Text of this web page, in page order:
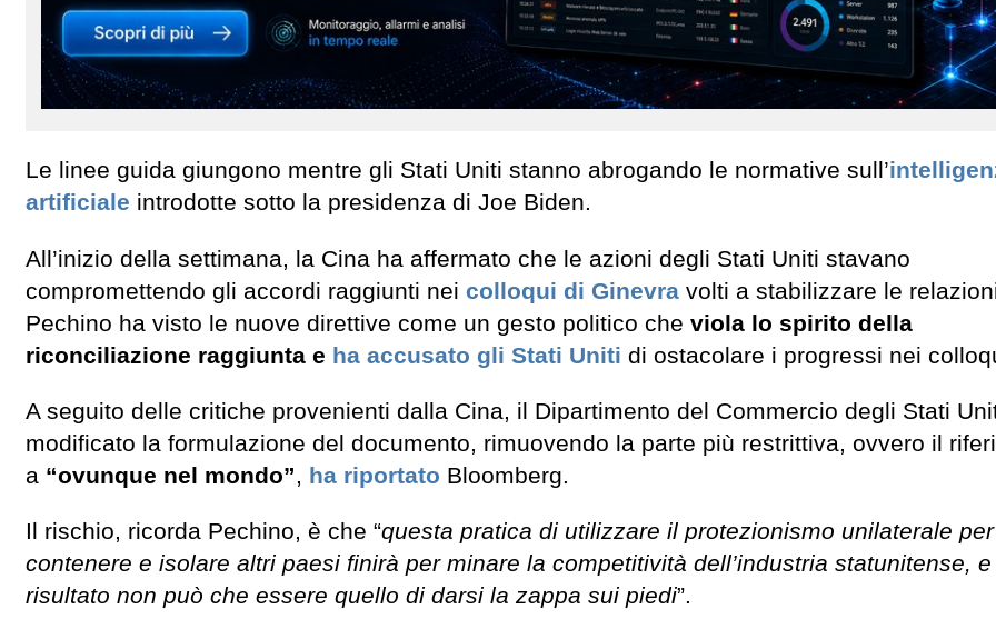
Le linee guida giungono mentre gli Stati Uniti stanno abrogando le normative sull’
artificiale introdotte sotto la presidenza di Joe Biden.
All’inizio della settimana, la Cina ha affermato che le azioni degli Stati Uniti stavano
compromettendo gli accordi raggiunti nei colloqui di Ginevra volti a stabilizzare le
Pechino ha visto le nuove direttive come un gesto politico che viola lo spirito della
riconciliazione raggiunta e ha accusato gli Stati Uniti di ostacolare i progressi nei
A seguito delle critiche provenienti dalla Cina, il Dipartimento del Commercio degli Stati
modificato la formulazione del documento, rimuovendo la parte più restrittiva, ovvero il
a “ovunque nel mondo”, ha riportato Bloomberg.
Il rischio, ricorda Pechino, è che “questa pratica di utilizzare il protezionismo unilaterale per
contenere e isolare altri paesi finirà per minare la competitività dell’industria statunitense,
risultato non può che essere quello di darsi la zappa sui piedi”.